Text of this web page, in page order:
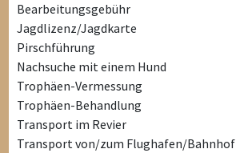
Bearbeitungsgebühr
Jagdlizenz/Jagdkarte
Pirschführung
Nachsuche mit einem Hund
Trophäen-Vermessung
Trophäen-Behandlung
Transport im Revier
Transport von/zum Flughafen/Bahnhof